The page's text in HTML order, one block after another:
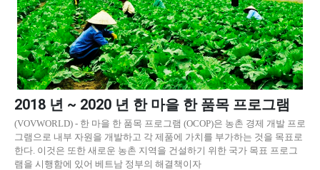
2018 년 ~ 2020 년 한 마을 한 품목 프로그램
(VOVWORLD) - 한 마을 한 품목 프로그램 (OCOP)은 농촌 경제 개발 프로
그램으로 내부 자원을 개발하고 각 제품에 가치를 부가하는 것을 목표로
한다. 이것은 또한 새로운 농촌 지역을 건설하기 위한 국가 목표 프로그
램을 시행함에 있어 베트남 정부의 해결책이자